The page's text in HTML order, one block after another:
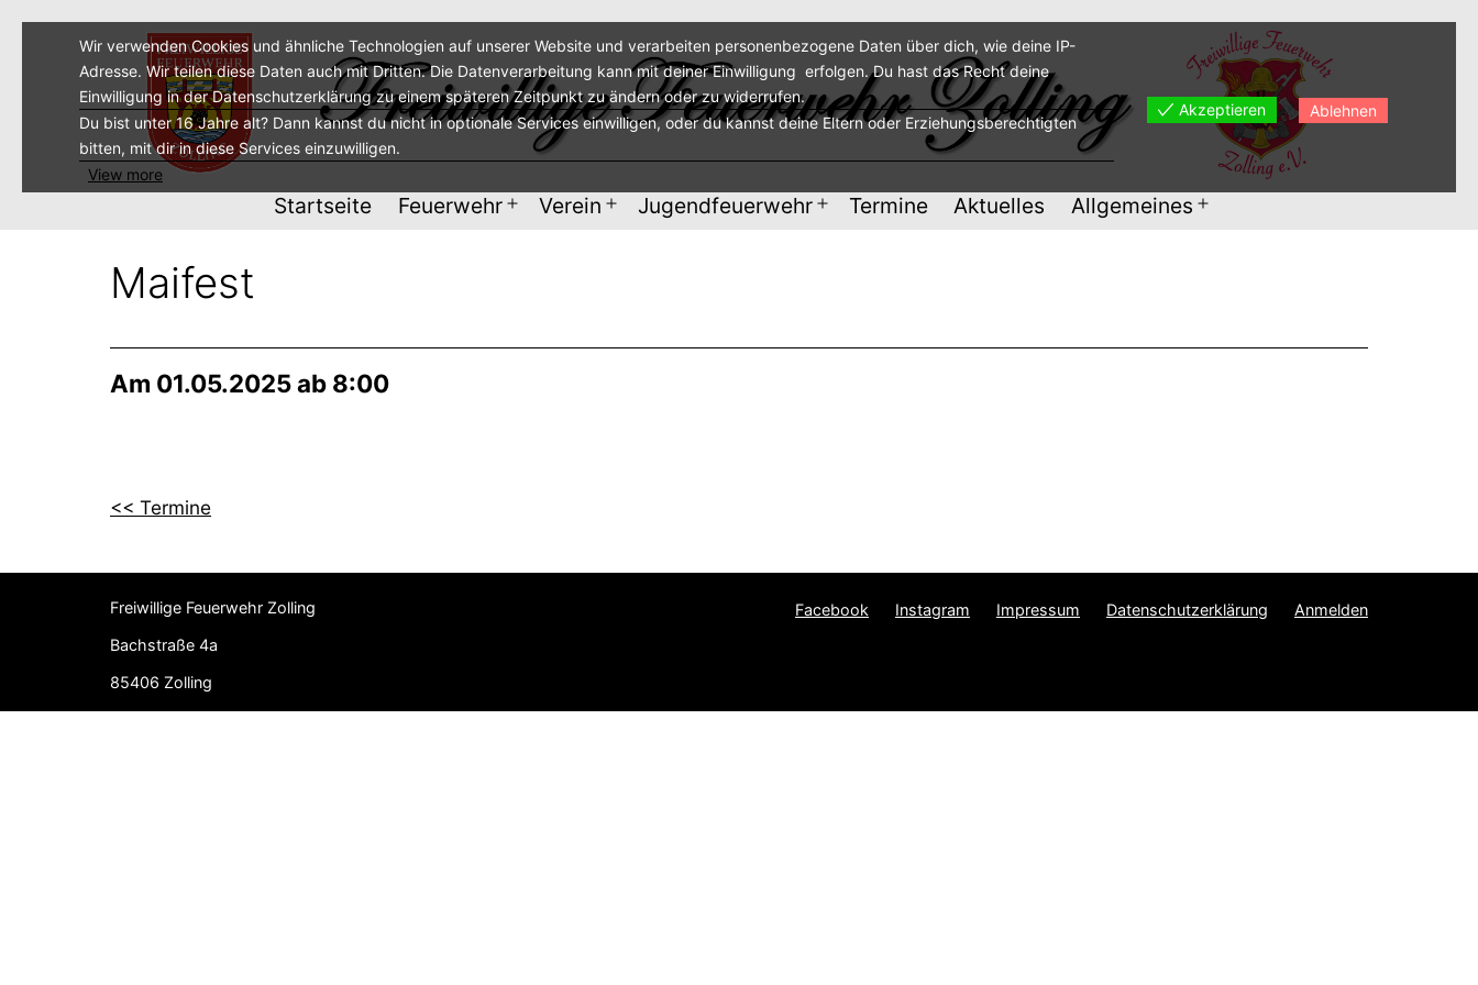
Startseite Feuerwehr MenüVerein MenüJugendfeuerwehr MenüTermine Aktuelles Allgemeines Menü
Maifest
Am 01.05.2025 ab 8:00
<< Termine
Freiwillige Feuerwehr Zolling
Bachstraße 4a
85406 Zolling
Facebook Instagram Impressum Datenschutzerklärung Anmelden
Wir verwenden Cookies und ähnliche Technologien auf unserer Website und verarbeiten personenbezogene Daten über dich, wie deine IP-
Adresse. Wir teilen diese Daten auch mit Dritten. Die Datenverarbeitung kann mit deiner Einwilligung erfolgen. Du hast das Recht deine
Einwilligung in der Datenschutzerklärung zu einem späteren Zeitpunkt zu ändern oder zu widerrufen.
Du bist unter 16 Jahre alt? Dann kannst du nicht in optionale Services einwilligen, oder du kannst deine Eltern oder Erziehungsberechtigten
bitten, mit dir in diese Services einzuwilligen.
View more
Akzeptieren Ablehnen